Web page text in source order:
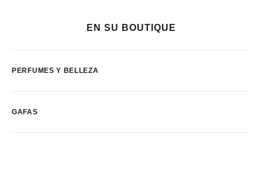
EN SU BOUTIQUE
PERFUMES Y BELLEZA
GAFAS